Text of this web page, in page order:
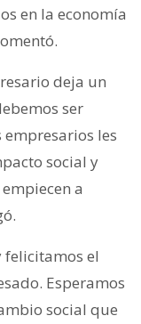
en la economía
deja un
ser
les
social y
a
felicitamos el
Esperamos
social que